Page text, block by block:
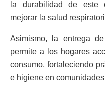
la durabilidad de este
mejorar la salud
Asimismo, la entrega
permite a los hogares
consumo, fortaleciendo
e higiene en